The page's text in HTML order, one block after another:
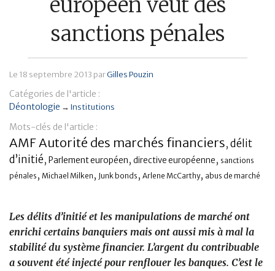
Immobilier
Banque
sanctions pénales
Le 18 septembre 2013 parGilles Pouzin
Catégories de l'article :
Déontologie → Institutions
Mots-clés de l'article :
AMF Autorité des marchés financiers, délit
d’initié, Parlement européen, directive européenne, sanctions
pénales , Michael Milken , Junk bonds , Arlene McCarthy, abus de marché
Les délits d’initié et les manipulations de marché ont
enrichi certains banquiers mais ont aussi mis à mal la
stabilité du système financier. L’argent du contribuable
a souvent été injecté pour renflouer les banques. C’est le